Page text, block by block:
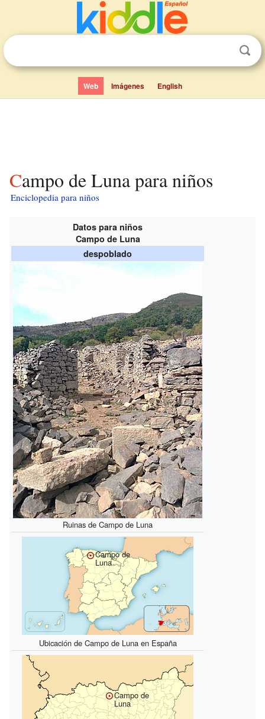
Web Imágenes English
Campo de Luna para niños
Enciclopedia para niños
Datos para niños
Campo de Luna
despoblado
Ruinas de Campo de Luna
Campo de
Luna
Ubicación de Campo de Luna en España
Campo de
Luna